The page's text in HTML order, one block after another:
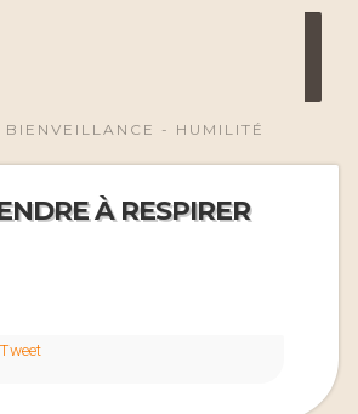
- HUMILITÉ
À RESPIRER
Tweet